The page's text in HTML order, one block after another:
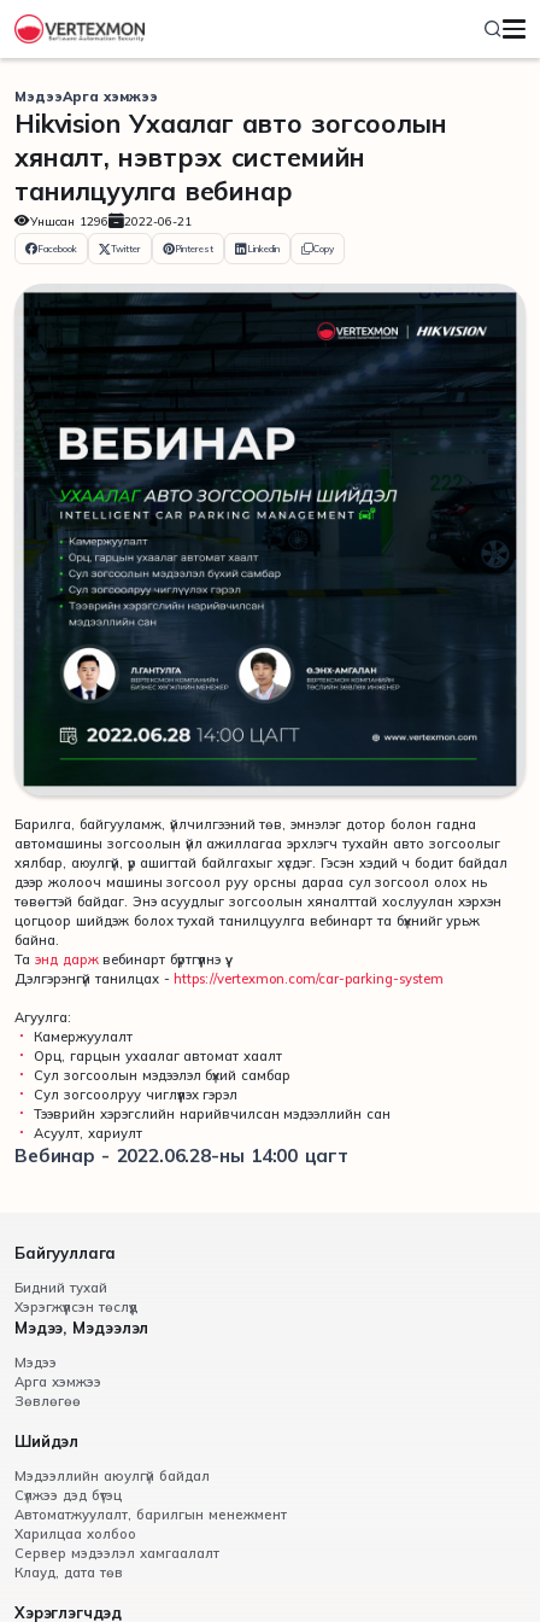
МэдээАрга хэмжээ
Hikvision Ухаалаг авто зогсоолын
хяналт, нэвтрэх системийн
танилцуулга вебинар
Уншсан 1296 2022-06-21
Facebook Twitter Pinterest Linkedin Copy
Барилга, байгууламж, үйлчилгээний төв, эмнэлэг дотор болон гадна
автомашины зогсоолын үйл ажиллагаа эрхлэгч тухайн авто зогсоолыг
хялбар, аюулгүй, үр ашигтай байлгахыг хүсдэг. Гэсэн хэдий ч бодит байдал
дээр жолооч машины зогсоол руу орсны дараа сул зогсоол олох нь
төвөгтэй байдаг. Энэ асуудлыг зогсоолын хяналттай хослуулан хэрхэн
цогцоор шийдэж болох тухай танилцуулга вебинарт та бүхнийг урьж
байна.
Та энд даржвебинарт бүртгүүлнэ үү.
Дэлгэрэнгүй танилцах - https://vertexmon.com/car-parking-system
Агуулга:
Камержуулалт
Орц, гарцын ухаалаг автомат хаалт
Сул зогсоолын мэдээлэл бүхий самбар
Сул зогсоолруу чиглүүлэх гэрэл
Тээврийн хэрэгслийн нарийвчилсан мэдээллийн сан
Асуулт, хариулт
Вебинар - 2022.06.28-ны 14:00 цагт
Байгууллага
Бидний тухай
Хэрэгжүүлсэн төслүүд
Мэдээ, Мэдээлэл
Мэдээ
Арга хэмжээ
Зөвлөгөө
Шийдэл
Мэдээллийн аюулгүй байдал
Сүлжээ дэд бүтэц
Автоматжуулалт, барилгын менежмент
Харилцаа холбоо
Сервер мэдээлэл хамгаалалт
Клауд, дата төв
Хэрэглэгчдэд